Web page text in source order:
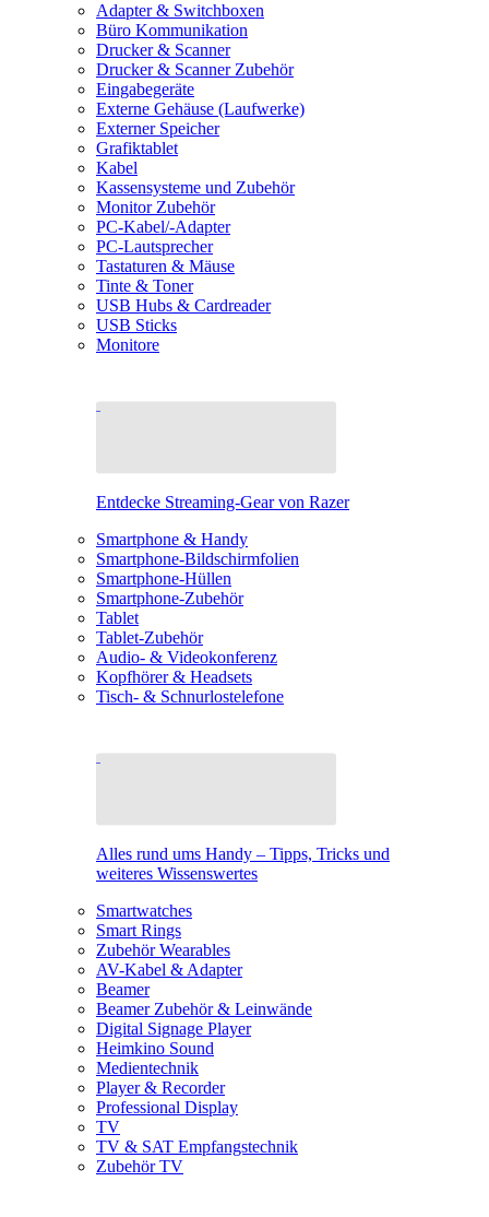
Adapter & Switchboxen
Büro Kommunikation
Drucker & Scanner
Drucker & Scanner Zubehör
Eingabegeräte
Externe Gehäuse (Laufwerke)
Externer Speicher
Grafiktablet
Kabel
Kassensysteme und Zubehör
Monitor Zubehör
PC-Kabel/-Adapter
PC-Lautsprecher
Tastaturen & Mäuse
Tinte & Toner
USB Hubs & Cardreader
USB Sticks
Monitore
Entdecke Streaming-Gear von Razer
Smartphone & Handy
Smartphone-Bildschirmfolien
Smartphone-Hüllen
Smartphone-Zubehör
Tablet
Tablet-Zubehör
Audio- & Videokonferenz
Kopfhörer & Headsets
Tisch- & Schnurlostelefone
Alles rund ums Handy – Tipps, Tricks und
weiteres Wissenswertes
Smartwatches
Smart Rings
Zubehör Wearables
AV-Kabel & Adapter
Beamer
Beamer Zubehör & Leinwände
Digital Signage Player
Heimkino Sound
Medientechnik
Player & Recorder
Professional Display
TV
TV & SAT Empfangstechnik
Zubehör TV